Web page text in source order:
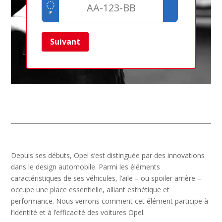
Suivant
Depuis ses débuts, Opel s’est distinguée par des innovations
dans le design automobile. Parmi les éléments
caractéristiques de ses véhicules, l’aile – ou spoiler arrière –
occupe une place essentielle, alliant esthétique et
performance. Nous verrons comment cet élément participe à
l’identité et à l’efficacité des voitures Opel.